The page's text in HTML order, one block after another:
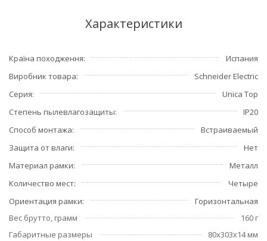
Характеристики
Країна походження
Испания
Виробник товара
Schneider Electric
Серия
Unica Top
Степень пылевлагозащиты
IP20
Способ монтажа
Встраиваемый
Защита от влаги
Нет
Материал рамки
Металл
Количество мест
Четыре
Ориентация рамки
Горизонтальная
Вес брутто, грамм
160 г
Габаритные размеры
80x303x14 мм